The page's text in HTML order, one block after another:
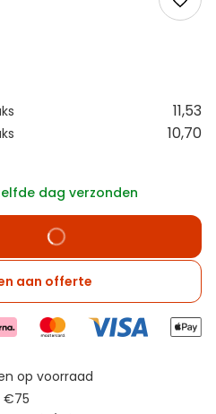
11,53
10,70
dag verzonden
aan offerte
op voorraad
€75